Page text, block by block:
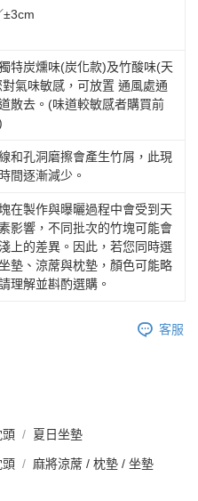
±3cm
特炭燻味(炭化款)及竹酸味(天
氣味敏感，可放置 通風處通
散去。(味道較敏感者購買前
和孔洞磨擦會產生竹屑，此現
間逐漸減少。
在製作與曝曬過程中會受到天
影響，不同批次的竹塊可能會
上的差異。因此，若您同時選
墊、涼蓆與枕墊，顏色可能略
理解並斟酌選購。
客服
頭 夏日坐墊
頭 麻將涼蓆 / 枕墊 / 坐墊